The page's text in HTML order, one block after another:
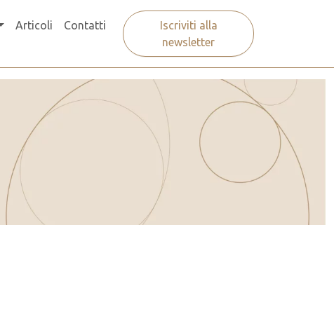
Articoli Contatti
Iscriviti alla
newsletter